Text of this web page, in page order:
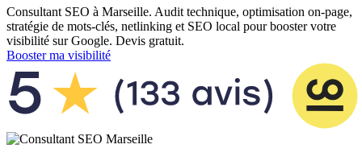
Consultant SEO à Marseille. Audit technique, optimisation on-page,
stratégie de mots-clés, netlinking et SEO local pour booster votre
visibilité sur Google. Devis gratuit.
Booster ma visibilité